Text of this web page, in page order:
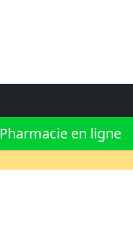
Pharmacie en ligne